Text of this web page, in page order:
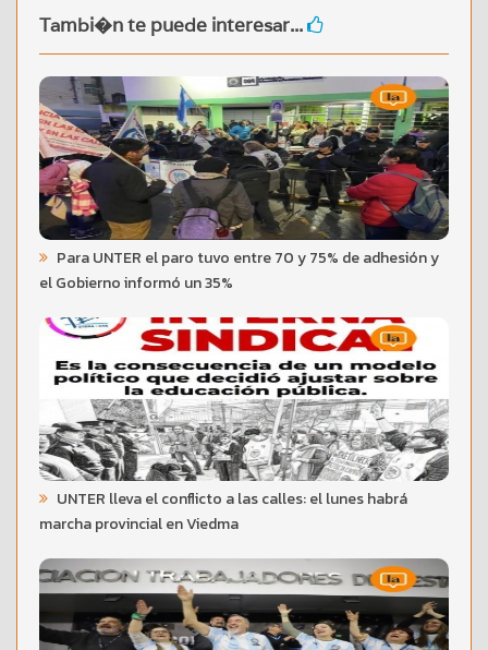
Tambi�n te puede interesar...
Para UNTER el paro tuvo entre 70 y 75% de adhesión y
el Gobierno informó un 35%
UNTER lleva el conflicto a las calles: el lunes habrá
marcha provincial en Viedma